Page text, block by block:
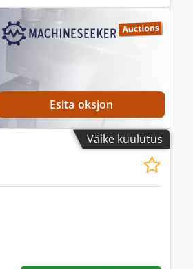
Esita oksjon
Väike kuulutus